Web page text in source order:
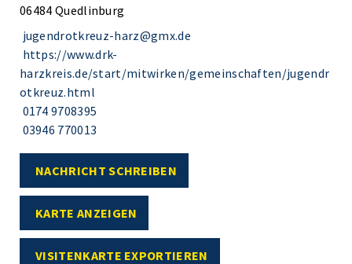
06484 Quedlinburg
jugendrotkreuz-harz@gmx.de
https://www.drk-
harzkreis.de/start/mitwirken/gemeinschaften/jugendr
otkreuz.html
0174 9708395
03946 770013
NACHRICHT SCHREIBEN
KARTE ANZEIGEN
VISITENKARTE EXPORTIEREN